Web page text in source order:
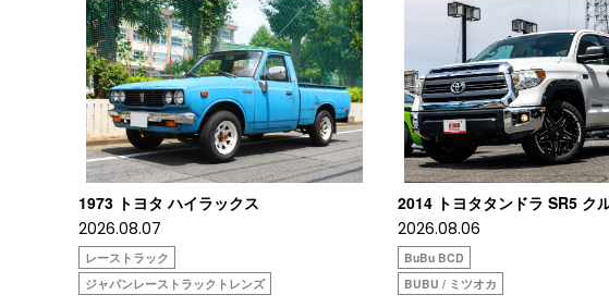
1973 トヨタ ハイラックス
2026.08.07
レーストラック
ジャパンレーストラックトレンズ
2014 トヨタタンドラ SR5 ク
2026.08.06
BuBu BCD
BUBU / ミツオカ